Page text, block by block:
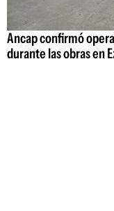
Ancap confirmó
durante las obras en